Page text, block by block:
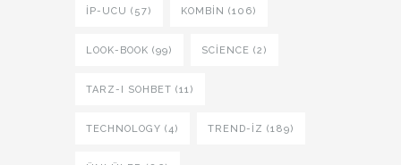
İP-UCU (57) KOMBIN (106)
LOOK-BOOK (99) SCIENCE (2)
TARZ-I SOHBET (11)
TECHNOLOGY (4) TREND-IZ (189)